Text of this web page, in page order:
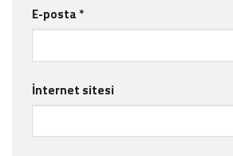
E-posta *
İnternet sitesi